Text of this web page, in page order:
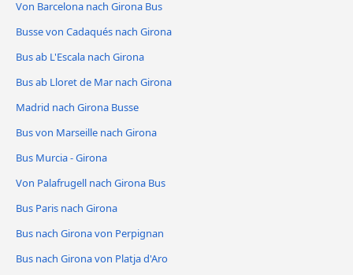
Von Barcelona nach Girona Bus
Busse von Cadaqués nach Girona
Bus ab L'Escala nach Girona
Bus ab Lloret de Mar nach Girona
Madrid nach Girona Busse
Bus von Marseille nach Girona
Bus Murcia - Girona
Von Palafrugell nach Girona Bus
Bus Paris nach Girona
Bus nach Girona von Perpignan
Bus nach Girona von Platja d'Aro